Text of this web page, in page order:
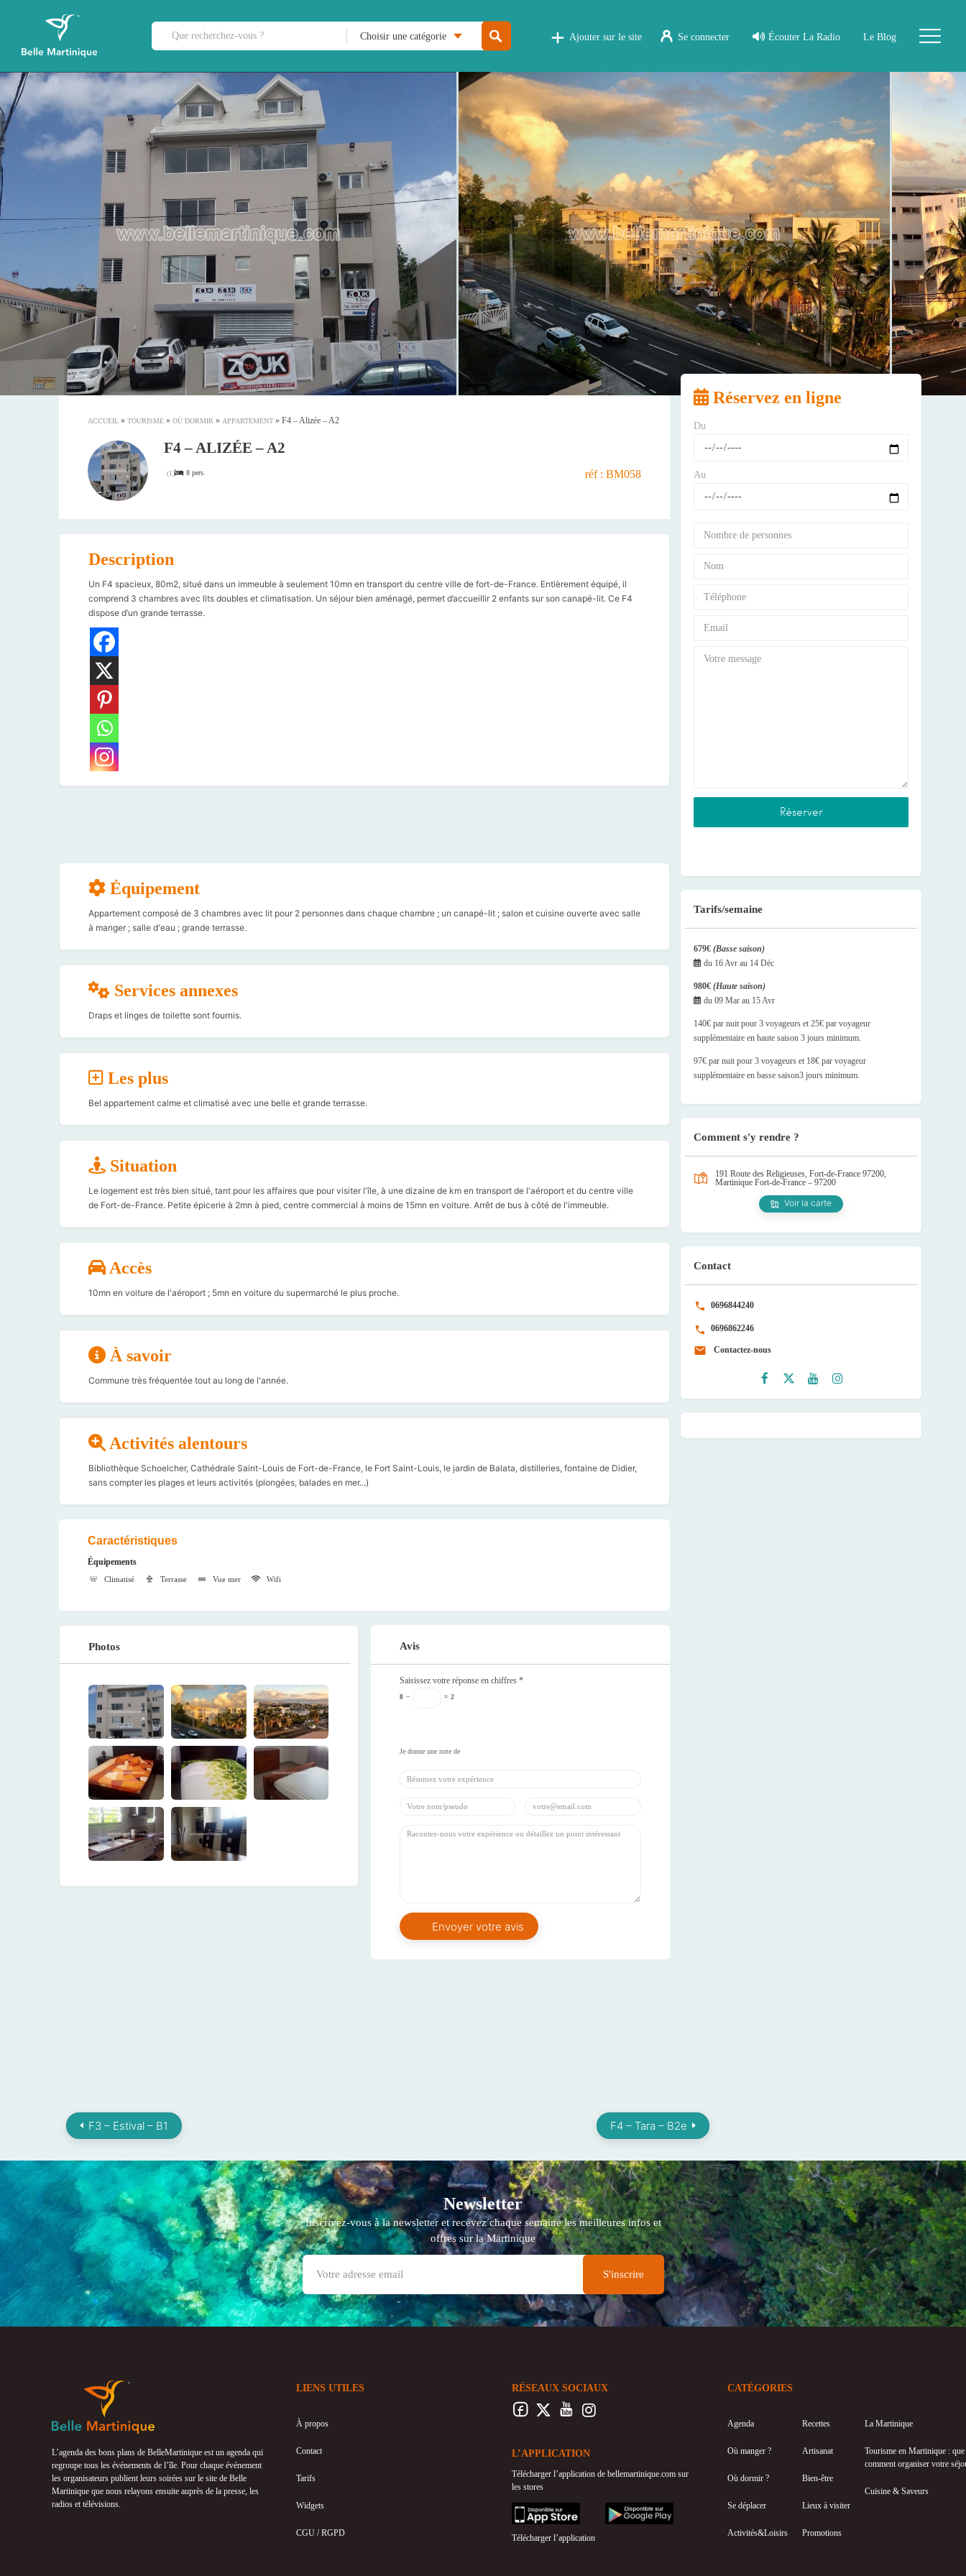
Choisir une catégorie Ajouter sur le site Se connecter Écouter La Radio Le Blog
ACCUEIL » TOURISME » OÙ DORMIR » APPARTEMENT » F4 – Alizée – A2
F4 – ALIZÉE – A2
(1) 8 pers. réf : BM058
Description
Un F4 spacieux, 80m2, situé dans un immeuble à seulement 10mn en transport du centre ville de fort-de-France. Entièrement équipé, il
comprend 3 chambres avec lits doubles et climatisation. Un séjour bien aménagé, permet d’accueillir 2 enfants sur son canapé-lit. Ce F4
dispose d’un grande terrasse.
Équipement
Appartement composé de 3 chambres avec lit pour 2 personnes dans chaque chambre ; un canapé-lit ; salon et cuisine ouverte avec salle
à manger ; salle d'eau ; grande terrasse.
Services annexes
Draps et linges de toilette sont fournis.
Les plus
Bel appartement calme et climatisé avec une belle et grande terrasse.
Situation
Le logement est très bien situé, tant pour les affaires que pour visiter l'île, à une dizaine de km en transport de l'aéroport et du centre ville
de Fort-de-France. Petite épicerie à 2mn à pied, centre commercial à moins de 15mn en voiture. Arrêt de bus à côté de l'immeuble.
Accès
10mn en voiture de l'aéroport ; 5mn en voiture du supermarché le plus proche.
À savoir
Commune très fréquentée tout au long de l'année.
Activités alentours
Bibliothèque Schoelcher, Cathédrale Saint-Louis de Fort-de-France, le Fort Saint-Louis, le jardin de Balata, distilleries, fontaine de Didier,
sans compter les plages et leurs activités (plongées, balades en mer...)
Caractéristiques
Équipements
Climatisé Terrasse Vue mer Wifi
Photos Avis
Saisissez votre réponse en chiffres*
8 − = 2
Réservez en ligne
Du
Au
Tarifs/semaine
679€ (Basse saison)
du 16 Avr au 14 Déc
980€ (Haute saison)
du 09 Mar au 15 Avr
140€ par nuit pour 3 voyageurs et 25€ par voyageur
supplémentaire en haute saison 3 jours minimum.
97€ par nuit pour 3 voyageurs et 18€ par voyageur
supplémentaire en basse saison3 jours minimum.
Comment s'y rendre ?
191 Route des Religieuses, Fort-de-France 97200,
Martinique Fort-de-France – 97200
Voir la carte
Contact
0696844240
0696862246
Contactez-nous
F3 – Estival – B1 F4 – Tara – B2e
Newsletter
Inscrivez-vous à la newsletter et recevez chaque semaine les meilleures infos et
offres sur la Martinique
L’agenda des bons plans de BelleMartinique est un agenda qui
regroupe tous les événements de l’île. Pour chaque événement
les organisateurs publient leurs soirées sur le site de Belle
Martinique que nous relayons ensuite auprès de la presse, les
radios et télévisions.
LIENS UTILES
À propos
Contact
Tarifs
Widgets
CGU / RGPD
RÉSEAUX SOCIAUX
L’APPLICATION
Télécharger l’application de bellemartinique.com sur
les stores
appstore googleplay
Télécharger l’application
CATÉGORIES
Agenda
Où manger ?
Où dormir ?
Se déplacer
Activités&Loisirs
Recettes
Artisanat
Bien-être
Lieux à visiter
Promotions
La Martinique
Tourisme en Martinique :
comment organiser votre
Cuisine & Saveurs